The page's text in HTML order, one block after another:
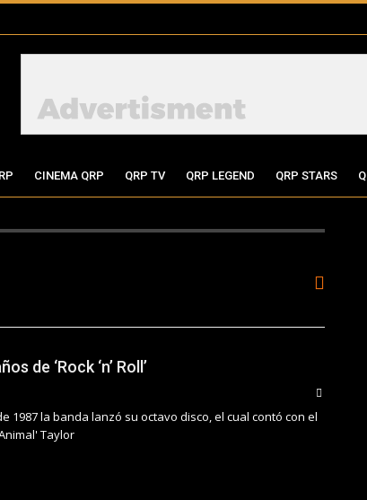
CINEMA QRP QRP TV QRP LEGEND QRP STARS
de ‘Rock ‘n’ Roll’
1987 la banda lanzó su octavo disco, el cual contó con el
Taylor